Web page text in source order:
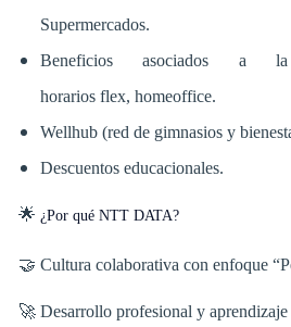
Supermercados.
Beneficios asociados a
horarios flex, homeoffice.
Wellhub (red de gimnasios y
Descuentos educacionales.
🌟 ¿Por qué NTT DATA?
🤝 Cultura colaborativa con enfoque
🚀 Desarrollo profesional y